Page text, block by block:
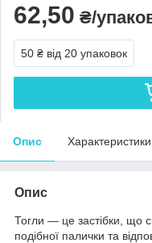
62,50 ₴/
50 ₴ від 20 упаковок
Опис Характеристики
Опис
Тогли — це застібки, що
подібної палички та